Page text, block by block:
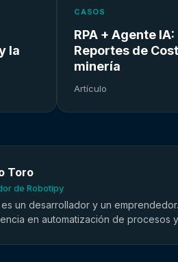
la
CASOS
RPA + Agente IA:
Reportes de
minería
Artículo
Toro
de Robotipy
un desarrollador y un
en automatización de procesos